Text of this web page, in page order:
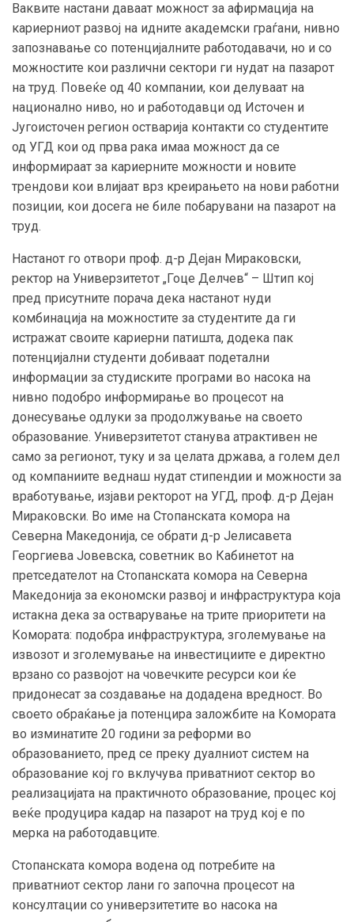
Ваквите настани даваат можност за афирмација на
кариерниот развој на идните академски граѓани, нивно
запознавање со потенцијалните работодавачи, но и со
можностите кои различни сектори ги нудат на пазарот
на труд. Повеќе од 40 компании, кои делуваат на
национално ниво, но и работодавци од Источен и
Југоисточен регион остварија контакти со студентите
од УГД кои од прва рака имаа можност да се
информираат за кариерните можности и новите
трендови кои влијаат врз креирањето на нови работни
позиции, кои досега не биле побарувани на пазарот на
труд.
Настанот го отвори проф. д-р Дејан Мираковски,
ректор на Универзитетот „Гоце Делчев“ – Штип кој
пред присутните порача дека настанот нуди
комбинација на можностите за студентите да ги
истражат своите кариерни патишта, додека пак
потенцијални студенти добиваат подетални
информации за студиските програми во насока на
нивно подобро информирање во процесот на
донесување одлуки за продолжување на своето
образование. Универзитетот станува атрактивен не
само за регионот, туку и за целата држава, а голем дел
од компаниите веднаш нудат стипендии и можности за
вработување, изјави ректорот на УГД, проф. д-р Дејан
Мираковски. Во име на Стопанската комора на
Северна Македонија, се обрати д-р Јелисавета
Георгиева Јовевска, советник во Кабинетот на
претседателот на Стопанската комора на Северна
Македонија за економски развој и инфраструктура која
истакна дека за остварување на трите приоритети на
Комората: подобра инфраструктура, зголемување на
извозот и зголемување на инвестициите е директно
врзано со развојот на човечките ресурси кои ќе
придонесат за создавање на додадена вредност. Во
своето обраќање ја потенцира заложбите на Комората
во изминатите 20 години за реформи во
образованието, пред се преку дуалниот систем на
образование кој го вклучува приватниот сектор во
реализацијата на практичното образование, процес кој
веќе продуцира кадар на пазарот на труд кој е по
мерка на работодавците.
Стопанската комора водена од потребите на
приватниот сектор лани го започна процесот на
консултации со универзитетите во насока на